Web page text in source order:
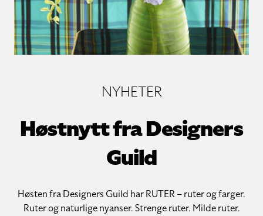
NYHETER
Høstnytt fra Designers
Guild
Høsten fra Designers Guild har RUTER – ruter og farger.
Ruter og naturlige nyanser. Strenge ruter. Milde ruter.